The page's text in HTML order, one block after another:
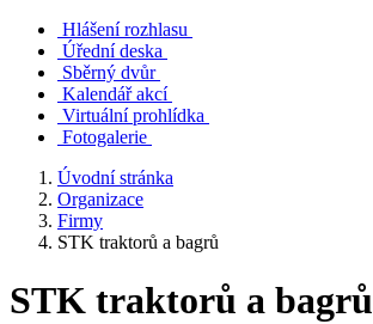
Hlášení rozhlasu
Úřední deska
Sběrný dvůr
Kalendář akcí
Virtuální prohlídka
Fotogalerie
Úvodní stránka
Organizace
Firmy
STK traktorů a bagrů
STK traktorů a bagrů